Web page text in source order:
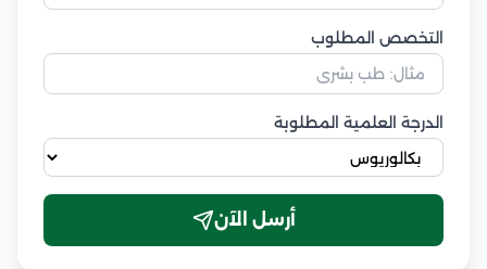
التخصص المطلوب
الدرجة العلمية المطلوبة
أرسل الآن